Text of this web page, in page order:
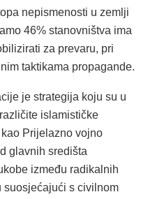
nepismenosti u zemlji
46% stanovništva ima
za prevaru, pri
taktikama propagande.
je strategija koju su u
islamističke
Prijelazno vojno
glavnih središta
između radikalnih
suosjećajući s civilnom